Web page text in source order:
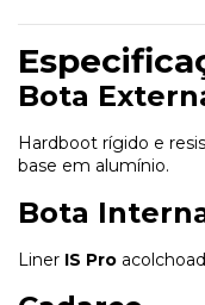
Bota
Hardboot rígido e
base em alumínio.
Bota
Liner IS Pro